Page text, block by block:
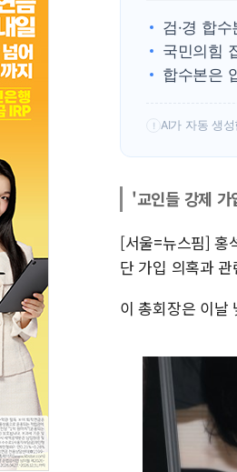
검·경 합
국민의힘
합수본은
! AI가 자동 생
'교인들 강제 가
[서울=뉴스핌] 홍
단 가입 의혹과
이 총회장은 이날